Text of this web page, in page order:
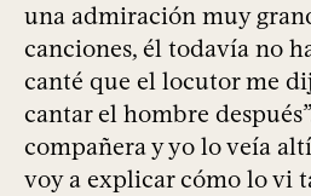
una admiración muy
canciones, él todavía no
canté que el locutor me
cantar el hombre
compañera y yo lo veía
voy a explicar cómo lo vi